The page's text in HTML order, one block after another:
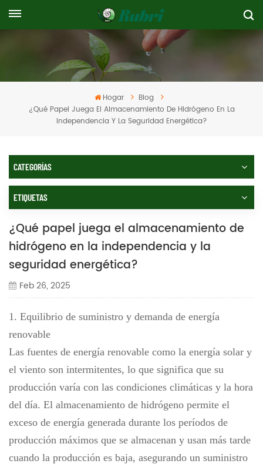
Hogar
Blog
¿Qué Papel Juega El Almacenamiento De Hidrógeno En La
Independencia Y La Seguridad Energética?
CATEGORÍAS
ETIQUETAS
¿Qué papel juega el almacenamiento de
hidrógeno en la independencia y la
seguridad energética?
Feb 26, 2025
1. Equilibrio de suministro y demanda de energía
renovable
Las fuentes de energía renovable como la energía solar y
el viento son intermitentes, lo que significa que su
producción varía con las condiciones climáticas y la hora
del día. El almacenamiento de hidrógeno permite el
exceso de energía generada durante los períodos de
producción máximos que se almacenan y usan más tarde
cuando la producción es baja, asegurando un suministro